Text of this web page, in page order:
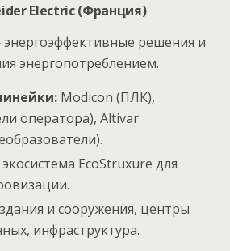
Electric (Франция)
решения и
энергопотреблением.
Modicon (ПЛК),
оператора), Altivar
экосистема EcoStruxure для
здания и сооружения, центры
инфраструктура.